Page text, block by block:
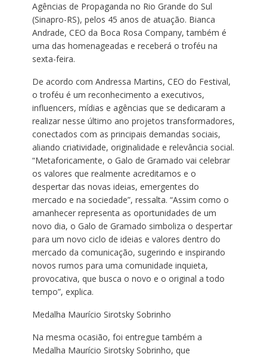
Agências de Propaganda no Rio Grande do Sul
(Sinapro-RS), pelos 45 anos de atuação. Bianca
Andrade, CEO da Boca Rosa Company, também é
uma das homenageadas e receberá o troféu na
sexta-feira.
De acordo com Andressa Martins, CEO do Festival,
o troféu é um reconhecimento a executivos,
influencers, mídias e agências que se dedicaram a
realizar nesse último ano projetos transformadores,
conectados com as principais demandas sociais,
aliando criatividade, originalidade e relevância social.
“Metaforicamente, o Galo de Gramado vai celebrar
os valores que realmente acreditamos e o
despertar das novas ideias, emergentes do
mercado e na sociedade”, ressalta. “Assim como o
amanhecer representa as oportunidades de um
novo dia, o Galo de Gramado simboliza o despertar
para um novo ciclo de ideias e valores dentro do
mercado da comunicação, sugerindo e inspirando
novos rumos para uma comunidade inquieta,
provocativa, que busca o novo e o original a todo
tempo”, explica.
Medalha Maurício Sirotsky Sobrinho
Na mesma ocasião, foi entregue também a
Medalha Maurício Sirotsky Sobrinho, que